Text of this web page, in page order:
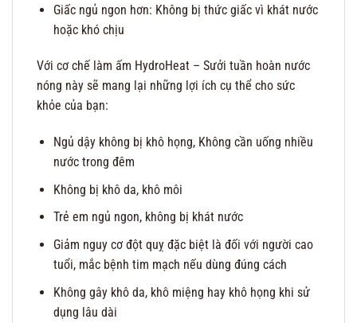
Giấc ngủ ngon hơn: Không bị thức giấc vì khát nước
hoặc khó chịu
Với cơ chế làm ấm HydroHeat – Sưởi tuần hoàn nước
nóng này sẽ mang lại những lợi ích cụ thể cho sức
khỏe của bạn:
Ngủ dậy không bị khô họng, Không cần uống nhiều
nước trong đêm
Không bị khô da, khô môi
Trẻ em ngủ ngon, không bị khát nước
Giảm nguy cơ đột quỵ đặc biệt là đối với người cao
tuổi, mắc bệnh tim mạch nếu dùng đúng cách
Không gây khô da, khô miệng hay khô họng khi sử
dụng lâu dài